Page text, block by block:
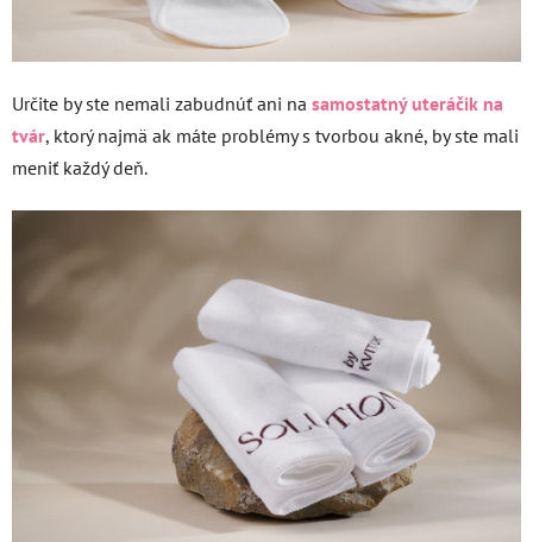
Určite by ste nemali zabudnúť ani na samostatný uteráčik na
tvár, ktorý najmä ak máte problémy s tvorbou akné, by ste mali
meniť každý deň.